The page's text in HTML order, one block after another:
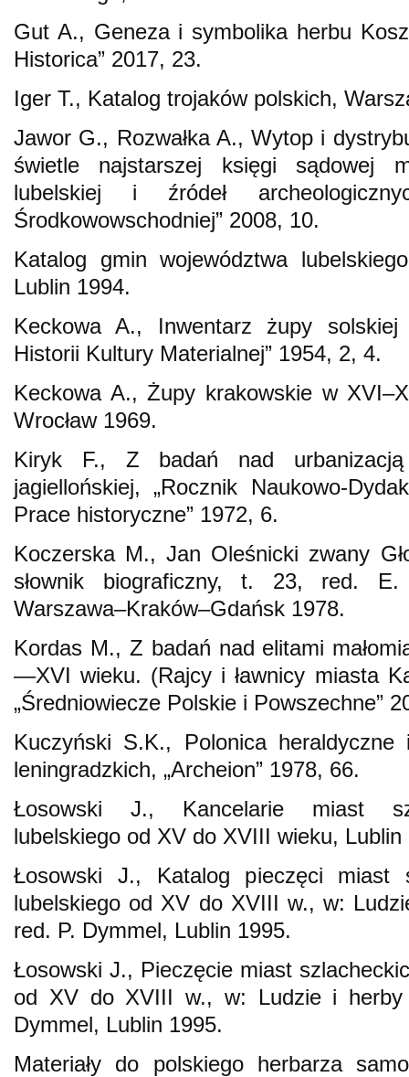
Gut A., Geneza i symbolika herbu
Historica” 2017, 23.
Iger T., Katalog trojaków polskich,
Jawor G., Rozwałka A., Wytop i
świetle najstarszej księgi sądowej
lubelskiej i źródeł
Środkowowschodniej” 2008, 10.
Katalog gmin województwa
Lublin 1994.
Keckowa A., Inwentarz żupy
Historii Kultury Materialnej” 1954, 2, 4.
Keckowa A., Żupy krakowskie w
Wrocław 1969.
Kiryk F., Z badań nad
jagiellońskiej, „Rocznik Naukowo-
Prace historyczne” 1972, 6.
Koczerska M., Jan Oleśnicki zwany
słownik biograficzny, t. 23, red. E.
Warszawa–Kraków–Gdańsk 1978.
Kordas M., Z badań nad elitami
—XVI wieku. (Rajcy i ławnicy miasta
„Średniowiecze Polskie i Powszechne”
Kuczyński S.K., Polonica
leningradzkich, „Archeion” 1978, 66.
Łosowski J., Kancelarie miast
lubelskiego od XV do XVIII wieku, Lublin
Łosowski J., Katalog pieczęci miast
lubelskiego od XV do XVIII w., w:
red. P. Dymmel, Lublin 1995.
Łosowski J., Pieczęcie miast
od XV do XVIII w., w: Ludzie i
Dymmel, Lublin 1995.
Materiały do polskiego herbarza